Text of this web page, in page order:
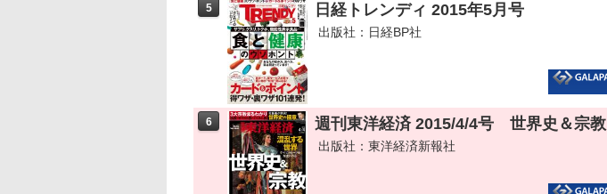
5 日経トレンディ 2015年5月号
出版社：日経BP社
6 週刊東洋経済 2015/4/4号 世界史＆宗教
出版社：東洋経済新報社